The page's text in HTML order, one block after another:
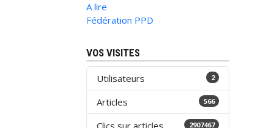
A lire
Fédération PPD
VOS VISITES
Utilisateurs 2
Articles 566
Clics sur articles 2907467